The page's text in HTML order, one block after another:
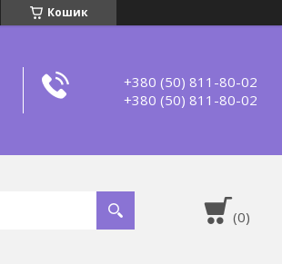
Кошик
+380 (50) 811-80-02
+380 (50) 811-80-02